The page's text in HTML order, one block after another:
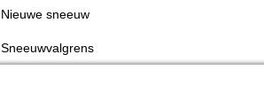
Nieuwe sneeuw
Sneeuwvalgrens